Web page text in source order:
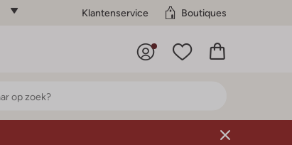
Klantenservice Boutiques